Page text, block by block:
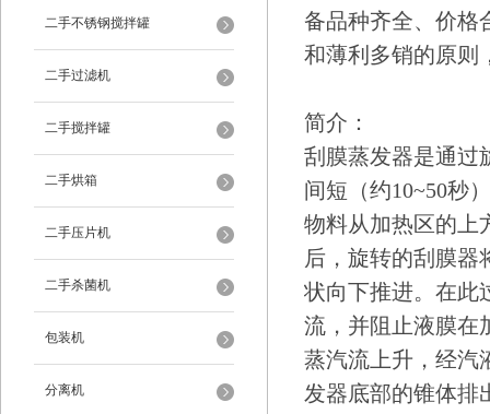
二手不锈钢搅拌罐
二手过滤机
二手搅拌罐
二手烘箱
二手压片机
二手杀菌机
包装机
分离机
备品种齐全、价格
和薄利多销的原则
简介：
刮膜蒸发器是通过
间短（约10~50秒
物料从加热区的上
后，旋转的刮膜器
状向下推进。在此
流，并阻止液膜在
蒸汽流上升，经汽
发器底部的锥体排